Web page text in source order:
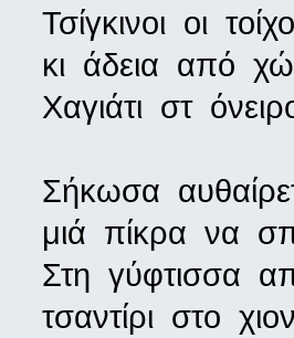
Τσίγκινοι οι
κι άδεια από
Χαγιάτι στ
Σήκωσα
μιά πίκρα να
Στη γύφτισσα
τσαντίρι στο